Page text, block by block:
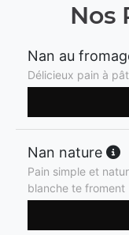
Nos
Nan au
Délicieux pain à
Nan nature
Pain simple et
blanche te froment